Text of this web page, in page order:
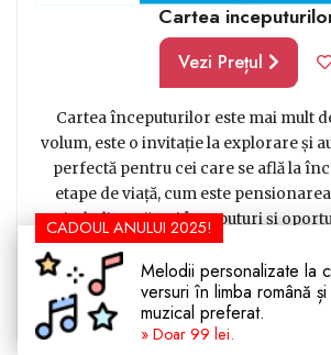
Cartea
Vezi Prețul
Cartea începuturilor este mai mult
volum, este o invitație la explorare și
perfectă pentru cei care se află la
etape de viață, cum este
simbolizează noi începuturi și
cadou ideal pentru a celebra libertatea
În paginile sale, cititorul va găsi
profunde, menite să aducă zâmbetul pe
orice urmă de monotonie. O alegere
pentru cei care merită să fie
CADOUL ANULUI 2025!
Melodii personalizate la
versuri în limba română
muzical preferat.
» Doar 99 lei.